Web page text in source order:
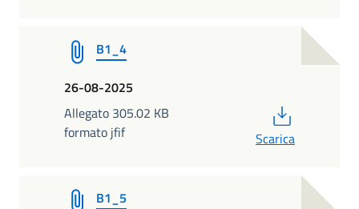
B1_4
26-08-2025
Allegato 305.02 KB
formato jfif
Scarica
B1_5